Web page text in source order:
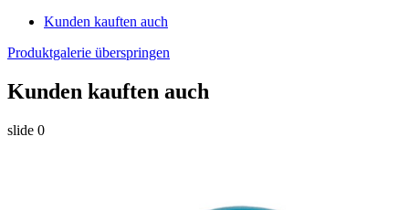
Kunden kauften auch
Produktgalerie überspringen
Kunden kauften auch
slide 0